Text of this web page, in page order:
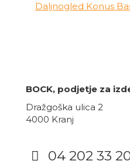
Daljnogled Konus
BOCK, podjetje za
Dražgoška ulica 2
4000 Kranj
04 202 33